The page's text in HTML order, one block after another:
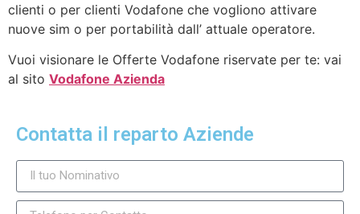
clienti o per clienti Vodafone che vogliono attivare
nuove sim o per portabilità dall’ attuale operatore.
Vuoi visionare le Offerte Vodafone riservate per te: vai
al sito Vodafone Azienda
Contatta il reparto Aziende